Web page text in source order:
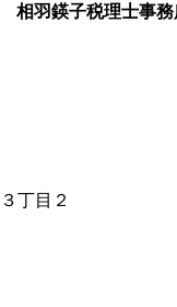
相羽鍈子税理士事務
丁目２